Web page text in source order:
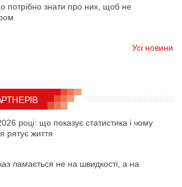
потрібно знати про них, щоб не
Усі новини
році: що показує статистика і чому
рятує життя
ламається не на швидкості, а на